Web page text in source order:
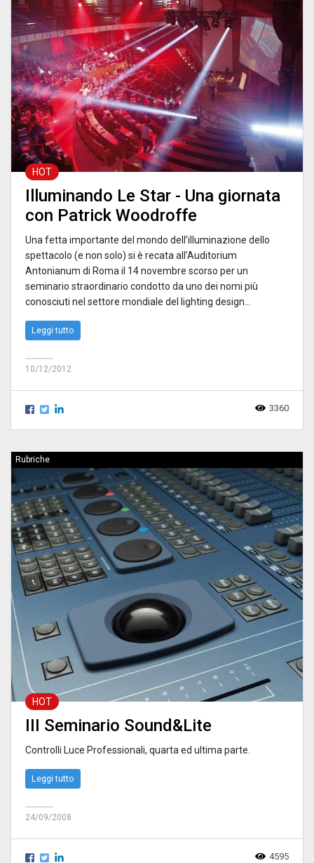
HOT
Illuminando Le Star - Una giornata
con Patrick Woodroffe
Una fetta importante del mondo dell’illuminazione dello
spettacolo (e non solo) si è recata all’Auditorium
Antonianum di Roma il 14 novembre scorso per un
seminario straordinario condotto da uno dei nomi più
conosciuti nel settore mondiale del lighting design...
Leggi tutto
10/12/2012
3360
Rubriche
HOT
III Seminario Sound&Lite
Controlli Luce Professionali, quarta ed ultima parte.
Leggi tutto
24/09/2008
4595